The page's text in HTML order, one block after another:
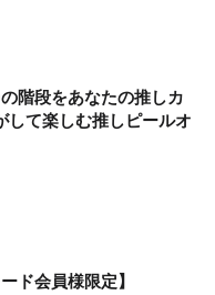
階段をあなたの推しカ
して楽しむ推しピールオ
ド会員様限定】